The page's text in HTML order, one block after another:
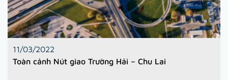
11/03/2022
Toàn cảnh Nút giao Trường Hải – Chu Lai